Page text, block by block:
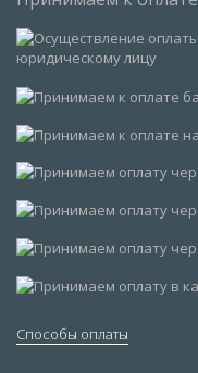
Способы оплаты